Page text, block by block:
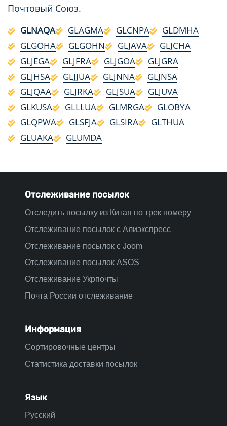
Почтовый Союз.
GLNAQA GLAGMA GLCNPA
GLDMHA
GLGOHA
GLGOHN GLJAVA
GLJCHA
GLJEGA
GLJFRA GLJGOA
GLJGRA
GLJHSA
GLJJUA GLJNNA
GLJNSA
GLJQAA
GLJRKA GLJSUA
GLJUVA
GLKUSA
GLLLUA GLMRGA
GLOBYA
GLQPWA
GLSFJA GLSIRA
GLTHUA
GLUAKA
GLUMDA
Отслеживание посылок
Отследить посылку из Китая по трек номеру
Отслеживание посылок с Алиэкспресс
Отслеживание посылок с Joom
Отслеживание посылок ASOS
Отслеживание Укрпочты
Почта России отслеживание
Информация
Сортировочные центры
Статистика доставки посылок
Язык
Русский